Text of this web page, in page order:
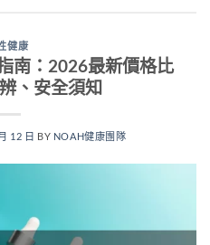
健康
南：2026最新價格比
、安全須知
12 日 BY NOAH健康團隊